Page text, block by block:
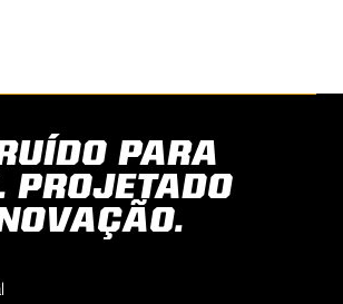
PARA
PROJETADO